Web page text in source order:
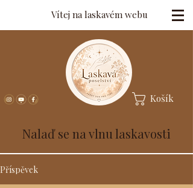
Vítej na laskavém webu
Košík
Nalaď se na vlnu laskavosti
Příspěvek